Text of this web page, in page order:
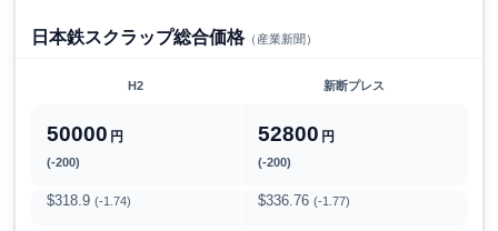
日本鉄スクラップ総合価格（産業新聞）
H2 新断プレス
50000 円
(-200)
52800 円
(-200)
$318.9 (-1.74) $336.76 (-1.77)